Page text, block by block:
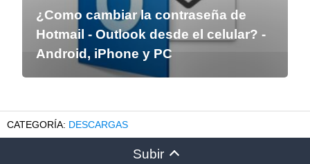
¿Como cambiar la contraseña de
Hotmail - Outlook desde el celular? -
Android, iPhone y PC
DESCARGAS
Subir